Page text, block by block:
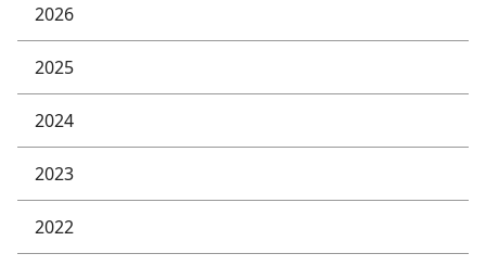
2026
2025
2024
2023
2022